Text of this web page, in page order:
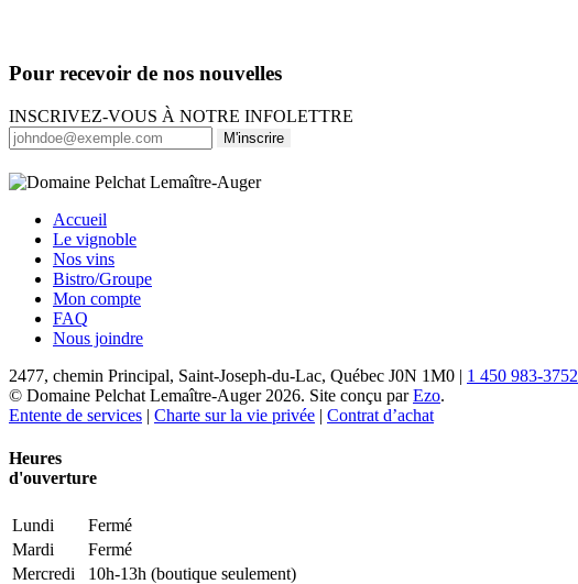
Pour recevoir de nos nouvelles
INSCRIVEZ-VOUS À NOTRE INFOLETTRE
M'inscrire
Accueil
Le vignoble
Nos vins
Bistro/Groupe
Mon compte
FAQ
Nous joindre
2477, chemin Principal, Saint-Joseph-du-Lac, Québec J0N 1M0 | 1 450 983-3752
© Domaine Pelchat Lemaître-Auger 2026. Site conçu parEzo.
Entente de services | Charte sur la vie privée | Contrat d’achat
Heures
d'ouverture
Lundi
Fermé
Mardi
Fermé
Mercredi
10h-13h (boutique seulement)